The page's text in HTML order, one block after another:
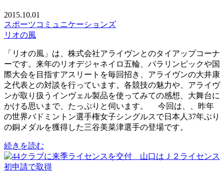
2015.10.01
スポーツコミュニケーションズ
リオの風
「リオの風」は、株式会社アライヴンとのタイアップコーナ
ーです。来年のリオデジャネイロ五輪、パラリンピックや国
際大会を目指すアスリートを毎回招き、アライヴンの大井康
之代表との対談を行っています。各競技の魅力や、アライヴ
ンが取り扱うインヴェル製品を使ってみての感想、大舞台に
かける思いまで、たっぷりと伺います。 今回は、、昨年
の世界バドミントン選手権女子シングルスで日本人37年ぶり
の銅メダルを獲得した三谷美菜津選手の登場です。
続きを読む